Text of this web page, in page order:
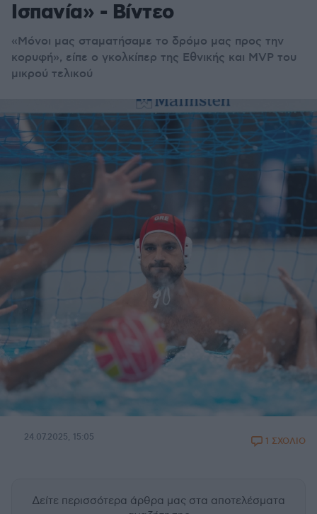
Ισπανία» - Βίντεο
«Μόνοι μας σταματήσαμε το δρόμο μας προς την
κορυφή», είπε ο γκολκίπερ της Εθνικής και MVP του
μικρού τελικού
24.07.2025, 15:05 1 ΣΧΟΛΙΟ
Δείτε περισσότερα άρθρα μας στα αποτελέσματα